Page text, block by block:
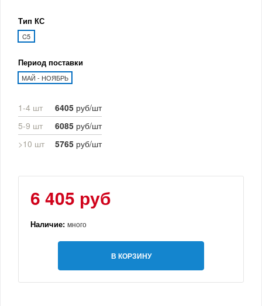
Тип КС
C5
Период поставки
МАЙ - НОЯБРЬ
1-4 шт 6405 руб/шт
5-9 шт
6085 руб/шт
>10 шт
5765 руб/шт
6 405 руб
Наличие: много
В КОРЗИНУ